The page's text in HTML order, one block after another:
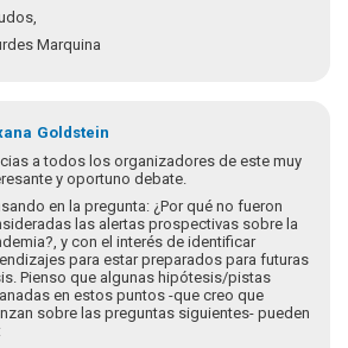
Marquina
Goldstein
a todos los organizadores de este muy
y oportuno debate.
en la pregunta: ¿Por qué no fueron
las alertas prospectivas sobre la
y con el interés de identificar
para estar preparados para futuras
Pienso que algunas hipótesis/pistas
en estos puntos -que creo que
sobre las preguntas siguientes- pueden